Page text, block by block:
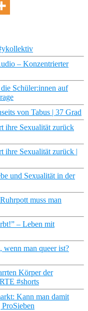
– Konzentrierter
Schüler:innen auf
von Tabus | 37 Grad
ihre Sexualität zurück
ihre Sexualität zurück |
und Sexualität in der
muss man
– Leben mit
man queer ist?
Körper der
#shorts
Kann man damit